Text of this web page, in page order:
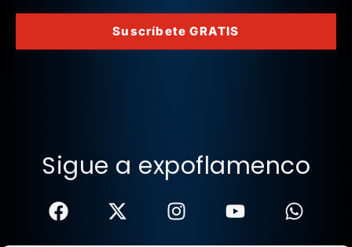
Suscríbete GRATIS
Sigue a expoflamenco